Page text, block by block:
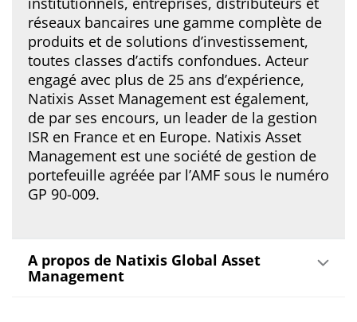
réseaux bancaires une gamme complète de
produits et de solutions d’investissement,
toutes classes d’actifs confondues. Acteur
engagé avec plus de 25 ans d’expérience,
Natixis Asset Management est également,
de par ses encours, un leader de la gestion
ISR en France et en Europe. Natixis Asset
Management est une société de gestion de
portefeuille agréée par l’AMF sous le numéro
GP 90-009.
A propos de Natixis Global Asset
Management